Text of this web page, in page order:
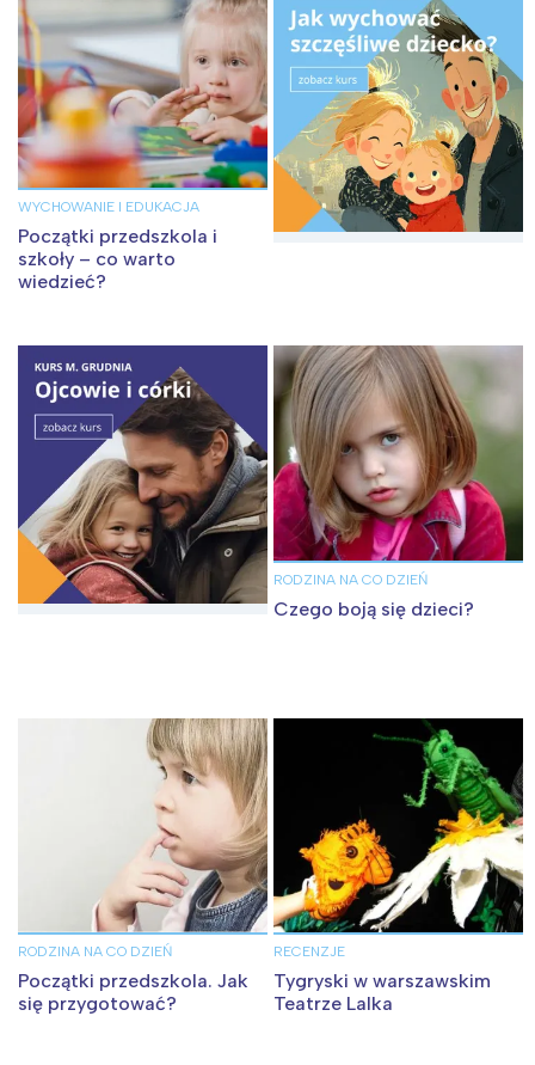
WYCHOWANIE I EDUKACJA
Początki przedszkola i
szkoły – co warto
wiedzieć?
RODZINA NA CO DZIEŃ
Czego boją się dzieci?
RODZINA NA CO DZIEŃ
Początki przedszkola. Jak
się przygotować?
RECENZJE
Tygryski w warszawskim
Teatrze Lalka
Łódź
Trójmiasto
Poznań
Wrocław
Kraków
Południe
Północ
Wszystkie
Wybieram